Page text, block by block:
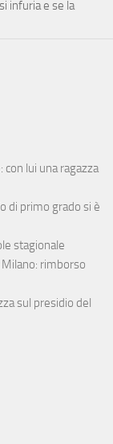
infuria e se la
lui una ragazza
di primo grado si è
stagionale
rimborso
sul presidio del